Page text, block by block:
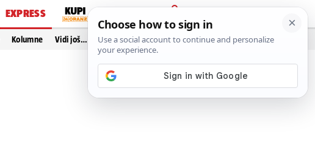
EXPRESS
PRIJAVA
Kolumne Vidi još…